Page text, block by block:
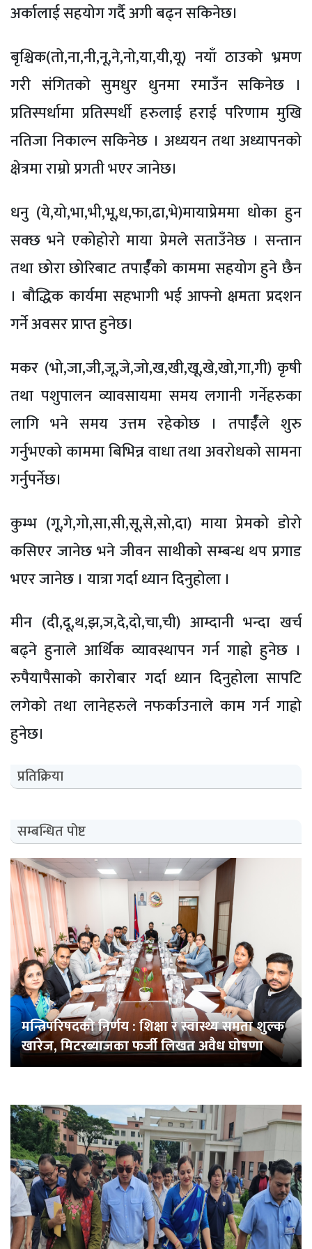
अर्कालाई सहयोग गर्दै अगी बढ्न सकिनेछ।
बृश्चिक(तो,ना,नी,नू,ने,नो,या,यी,यू) नयाँ ठाउको भ्रमण
गरी संगितको सुमधुर धुनमा रमाउँन सकिनेछ ।
प्रतिस्पर्धामा प्रतिस्पर्धी हरुलाई हराई परिणाम मुखि
नतिजा निकाल्न सकिनेछ । अध्ययन तथा अध्यापनको
क्षेत्रमा राम्रो प्रगती भएर जानेछ।
धनु (ये,यो,भा,भी,भू,ध,फा,ढा,भे)मायाप्रेममा धोका हुन
सक्छ भने एकोहोरो माया प्रेमले सताउँनेछ । सन्तान
तथा छोरा छोरिबाट तपार्ईँको काममा सहयोग हुने छैन
। बौद्धिक कार्यमा सहभागी भई आफ्नो क्षमता प्रदशन
गर्ने अवसर प्राप्त हुनेछ।
मकर (भो,जा,जी,जू,जे,जो,ख,खी,खू,खे,खो,गा,गी) कृषी
तथा पशुपालन व्यावसायमा समय लगानी गर्नेहरुका
लागि भने समय उत्तम रहेकोछ । तपार्ईँले शुरु
गर्नुभएको काममा बिभिन्न वाधा तथा अवरोधको सामना
गर्नुपर्नेछ।
कुम्भ (गू,गे,गो,सा,सी,सू,से,सो,दा) माया प्रेमको डोरो
कसिएर जानेछ भने जीवन साथीको सम्बन्ध थप प्रगाड
भएर जानेछ । यात्रा गर्दा ध्यान दिनुहोला ।
मीन (दी,दू,थ,झ,ञ,दे,दो,चा,ची) आम्दानी भन्दा खर्च
बढ्ने हुनाले आर्थिक व्यावस्थापन गर्न गाह्रो हुनेछ ।
रुपैयापैसाको कारोबार गर्दा ध्यान दिनुहोला सापटि
लगेको तथा लानेहरुले नफर्काउनाले काम गर्न गाह्रो
हुनेछ।
प्रतिक्रिया
सम्बन्धित पोष्ट
मन्त्रिपरिषदको निर्णय : शिक्षा र स्वास्थ्य समता शुल्क
खारेज, मिटरब्याजका फर्जी लिखत अवैध घोषणा